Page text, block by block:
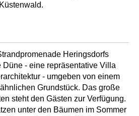
Heringsdorfs
- eine repräsentative Villa
- umgeben von einem
Grundstück. Das große
steht den Gästen zur Verfügung.
unter den Bäumen im Sommer